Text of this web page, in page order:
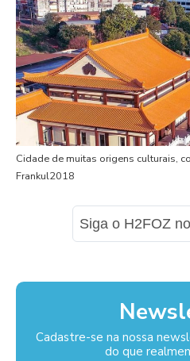
Cidade de muitas origens culturais,
Frankul2018
Siga o H2FOZ no
Cadastre-se na nossa
do que